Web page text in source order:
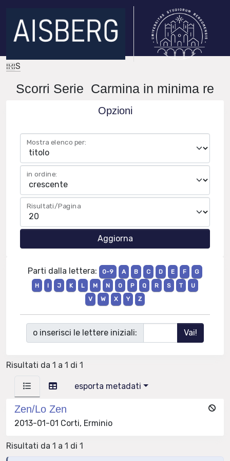
IRIS
Scorri Serie Carmina in minima re
Opzioni
Mostra elenco per:
in ordine:
Risultati/Pagina
Parti dalla lettera: 0-9 A B C D E F
G
H
I J K L M N O P Q R S T
U
V
W X Y Z
o inserisci le lettere iniziali:
Risultati da 1 a 1 di 1
esporta metadati
Zen/Lo Zen
2013-01-01 Corti, Erminio
Risultati da 1 a 1 di 1